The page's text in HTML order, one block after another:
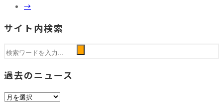
→
サイト内検索
過去のニュース
過